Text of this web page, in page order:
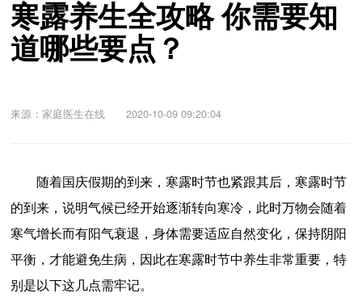
寒露养生全攻略 你需要知
道哪些要点？
来源：家庭医生在线 2020-10-09 09:20:04
随着国庆假期的到来，寒露时节也紧跟其后，寒露时节
的到来，说明气候已经开始逐渐转向寒冷，此时万物会随着
寒气增长而有阳气衰退，身体需要适应自然变化，保持阴阳
平衡，才能避免生病，因此在寒露时节中养生非常重要，特
别是以下这几点需牢记。